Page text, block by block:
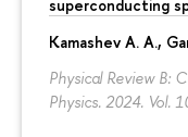
superconducting
Kamashev A. A.,
Physical Review B:
Physics. 2024. Vol.